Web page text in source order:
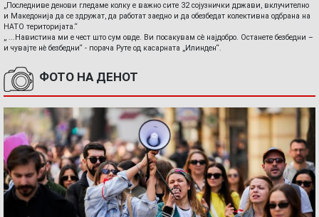
„Последниве денови гледаме колку е важно сите 32 сојузнички држави, вклучително
и Македонија да се здружат, да работат заедно и да обезбедат колективна одбрана на
НАТО територијата.“
„ ...Навистина ми е чест што сум овде. Ви посакувам сè најдобро. Останете безбедни –
и чувајте нè безбедни“ - порача Руте од касарната „Илинден“.
ФОТО НА ДЕНОТ